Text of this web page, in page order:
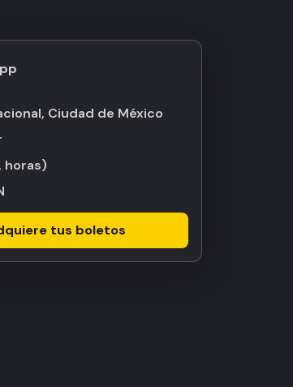
Ciudad de México
horas)
tus boletos